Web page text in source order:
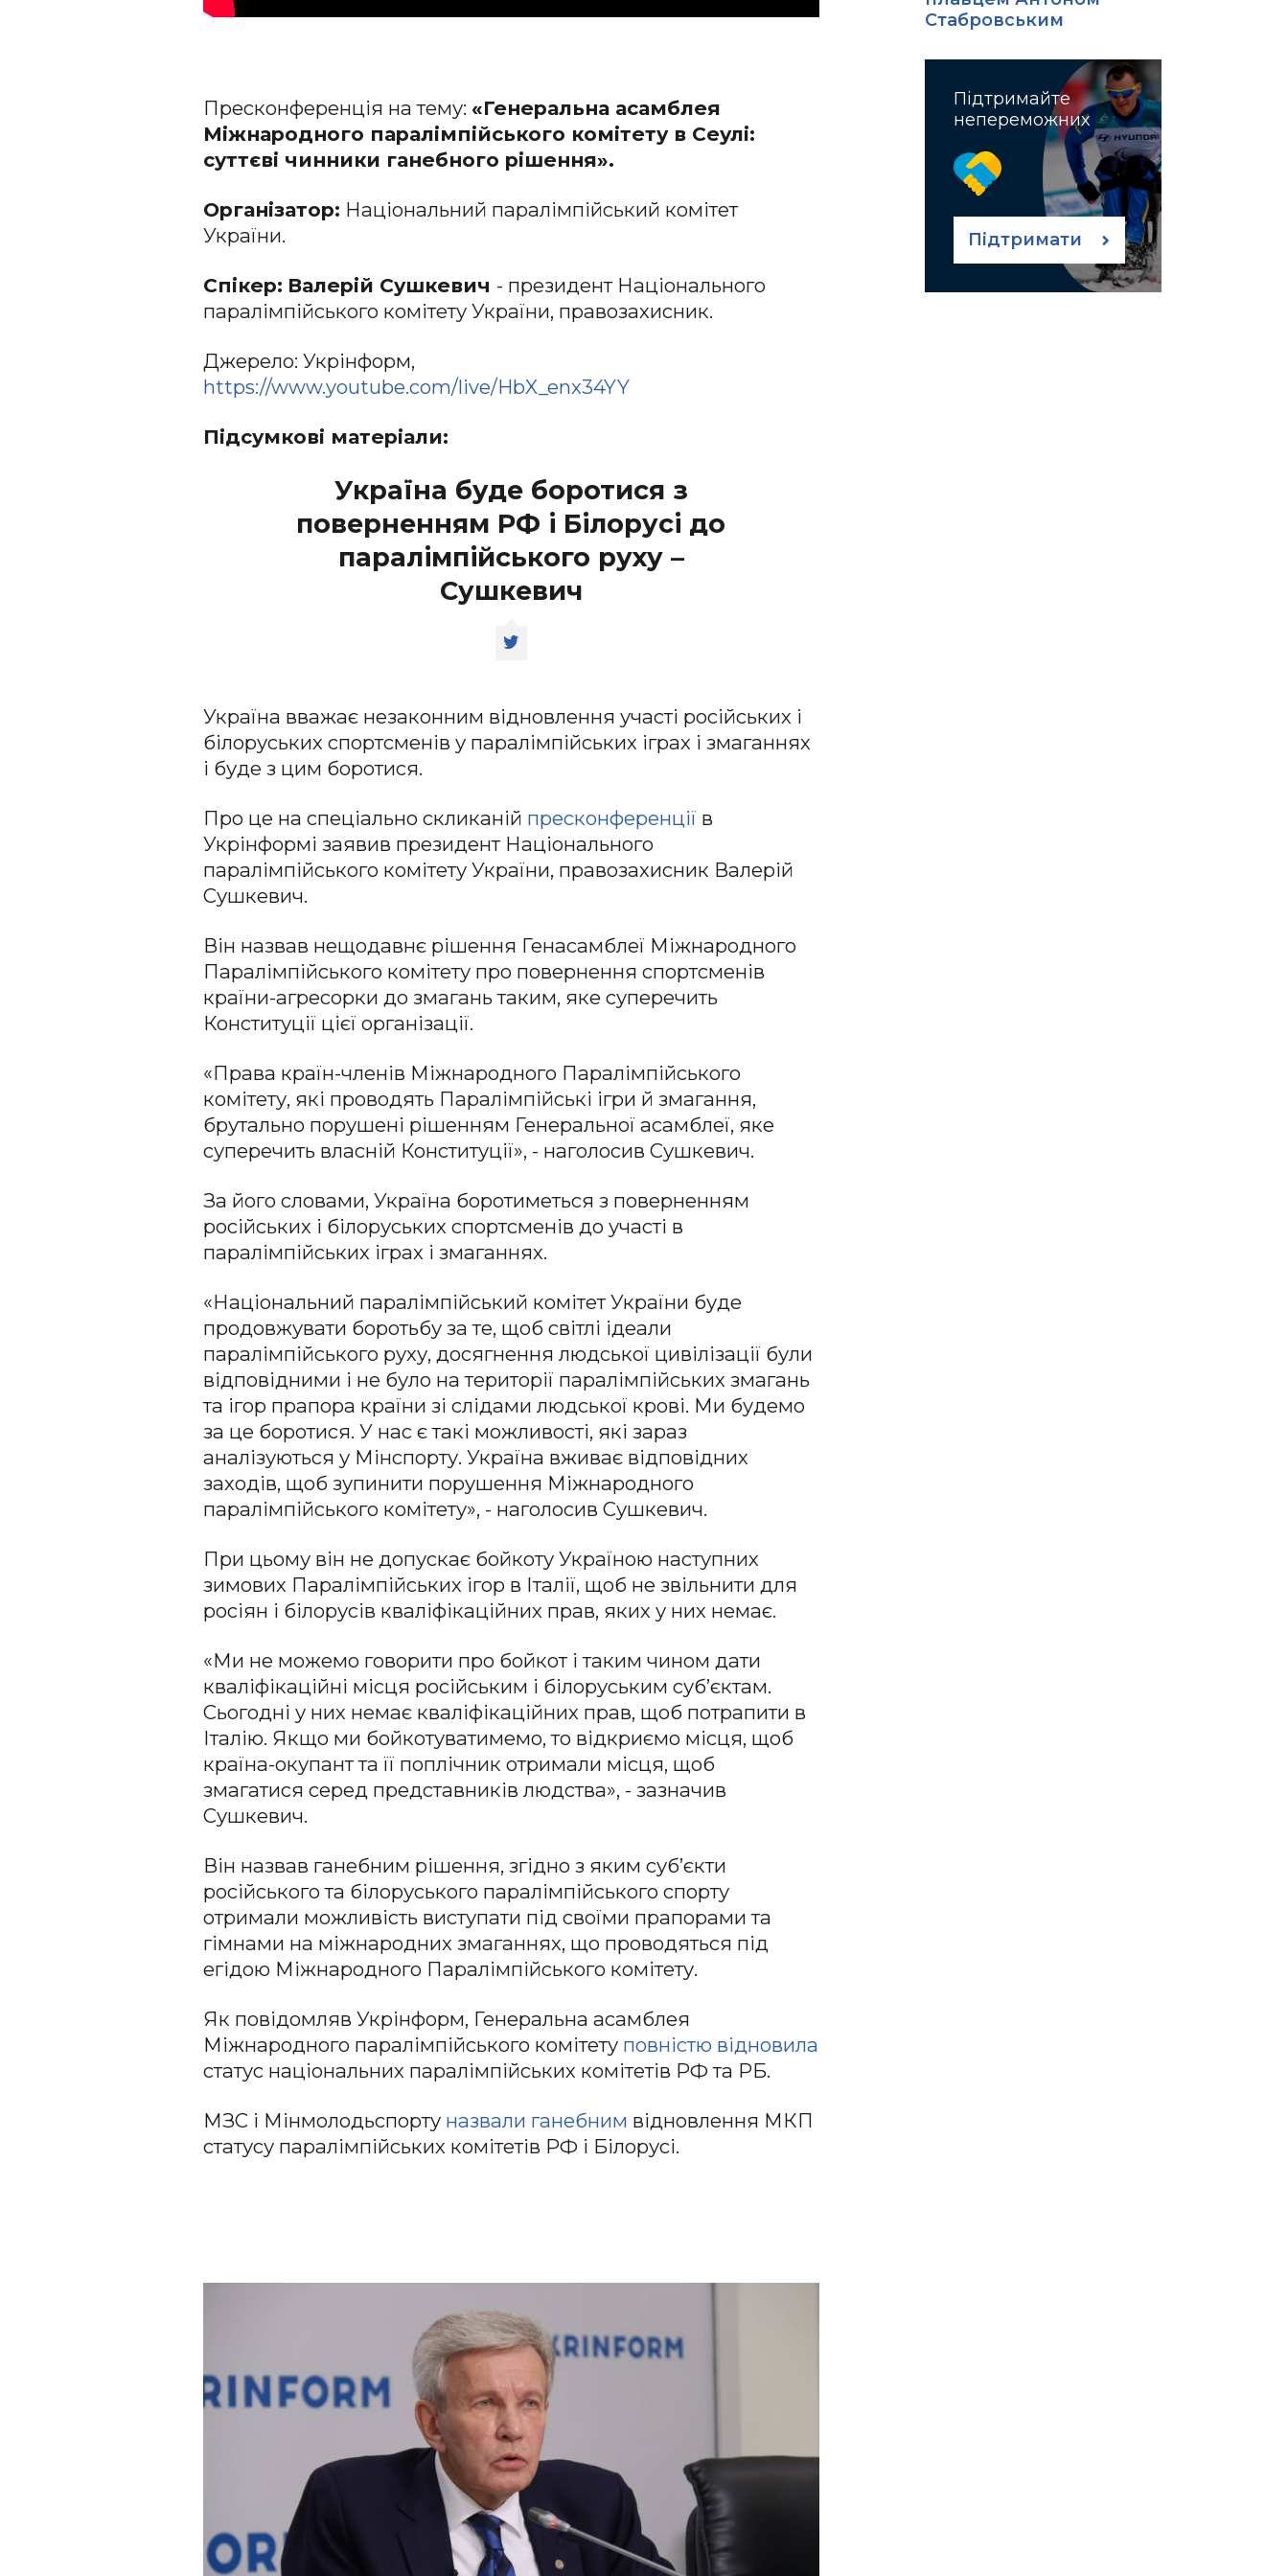
Пресконференція на тему: «Генеральна асамблея
Міжнародного паралімпійського комітету в Сеулі:
суттєві чинники ганебного рішення».
Організатор: Національний паралімпійський комітет
України.
Спікер: Валерій Сушкевич - президент Національного
паралімпійського комітету України, правозахисник.
Джерело: Укрінформ,
https://www.youtube.com/live/HbX_enx34YY
Підсумкові матеріали:
Україна буде боротися з
поверненням РФ і Білорусі до
паралімпійського руху –
Сушкевич
Україна вважає незаконним відновлення участі російських і
білоруських спортсменів у паралімпійських іграх і змаганнях
і буде з цим боротися.
Про це на спеціально скликаній пресконференції в
Укрінформі заявив президент Національного
паралімпійського комітету України, правозахисник Валерій
Сушкевич.
Він назвав нещодавнє рішення Генасамблеї Міжнародного
Паралімпійського комітету про повернення спортсменів
країни-агресорки до змагань таким, яке суперечить
Конституції цієї організації.
«Права країн-членів Міжнародного Паралімпійського
комітету, які проводять Паралімпійські ігри й змагання,
брутально порушені рішенням Генеральної асамблеї, яке
суперечить власній Конституції», - наголосив Сушкевич.
За його словами, Україна боротиметься з поверненням
російських і білоруських спортсменів до участі в
паралімпійських іграх і змаганнях.
«Національний паралімпійський комітет України буде
продовжувати боротьбу за те, щоб світлі ідеали
паралімпійського руху, досягнення людської цивілізації були
відповідними і не було на території паралімпійських змагань
та ігор прапора країни зі слідами людської крові. Ми будемо
за це боротися. У нас є такі можливості, які зараз
аналізуються у Мінспорту. Україна вживає відповідних
заходів, щоб зупинити порушення Міжнародного
паралімпійського комітету», - наголосив Сушкевич.
При цьому він не допускає бойкоту Україною наступних
зимових Паралімпійських ігор в Італії, щоб не звільнити для
росіян і білорусів кваліфікаційних прав, яких у них немає.
«Ми не можемо говорити про бойкот і таким чином дати
кваліфікаційні місця російським і білоруським суб’єктам.
Сьогодні у них немає кваліфікаційних прав, щоб потрапити в
Італію. Якщо ми бойкотуватимемо, то відкриємо місця, щоб
країна-окупант та її поплічник отримали місця, щоб
змагатися серед представників людства», - зазначив
Сушкевич.
Він назвав ганебним рішення, згідно з яким суб’єкти
російського та білоруського паралімпійського спорту
отримали можливість виступати під своїми прапорами та
гімнами на міжнародних змаганнях, що проводяться під
егідою Міжнародного Паралімпійського комітету.
Як повідомляв Укрінформ, Генеральна асамблея
Міжнародного паралімпійського комітету повністю відновила
статус національних паралімпійських комітетів РФ та РБ.
МЗС і Мінмолодьспорту назвали ганебним відновлення МКП
статусу паралімпійських комітетів РФ і Білорусі.
Стабровським
Підтримайте
непереможних
Підтримати